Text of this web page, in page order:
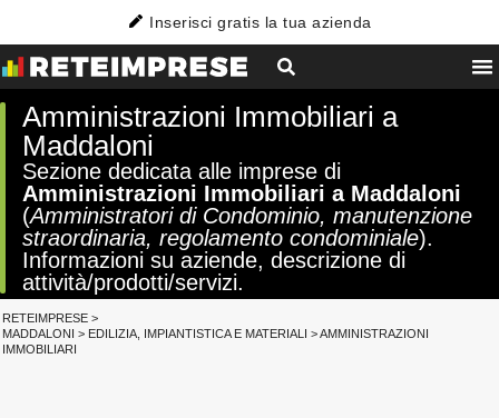
Inserisci gratis la tua azienda
Amministrazioni Immobiliari a
Maddaloni
Sezione dedicata alle imprese di
Amministrazioni Immobiliari a Maddaloni
(Amministratori di Condominio, manutenzione
straordinaria, regolamento condominiale).
Informazioni su aziende, descrizione di
attività/prodotti/servizi.
RETEIMPRESE >
MADDALONI > EDILIZIA, IMPIANTISTICA E MATERIALI >AMMINISTRAZIONI
IMMOBILIARI